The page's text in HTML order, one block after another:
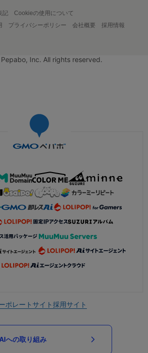
記
Cookieの使用について
プライバシーポリシー 会社概要
採用情報
Inc. All rights reserved.
ポレートサイト採用サイト
AIへの取り組み